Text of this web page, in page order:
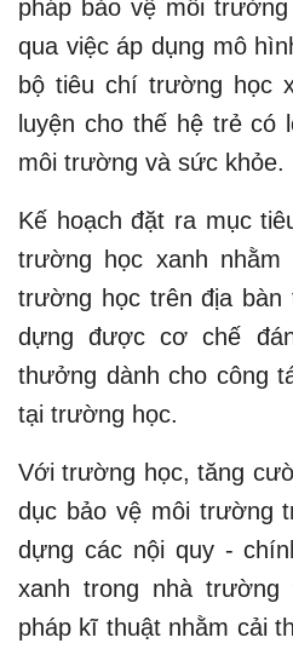
pháp bảo vệ môi
qua việc áp dụng mô
bộ tiêu chí trường học
luyện cho thế hệ trẻ có
môi trường và sức khỏe.
Kế hoạch đặt ra mục
trường học xanh
trường học trên địa
dựng được cơ chế
thưởng dành cho công
tại trường học.
Với trường học, tăng
dục bảo vệ môi trường
dựng các nội quy -
xanh trong nhà trường
pháp kĩ thuật nhằm cải